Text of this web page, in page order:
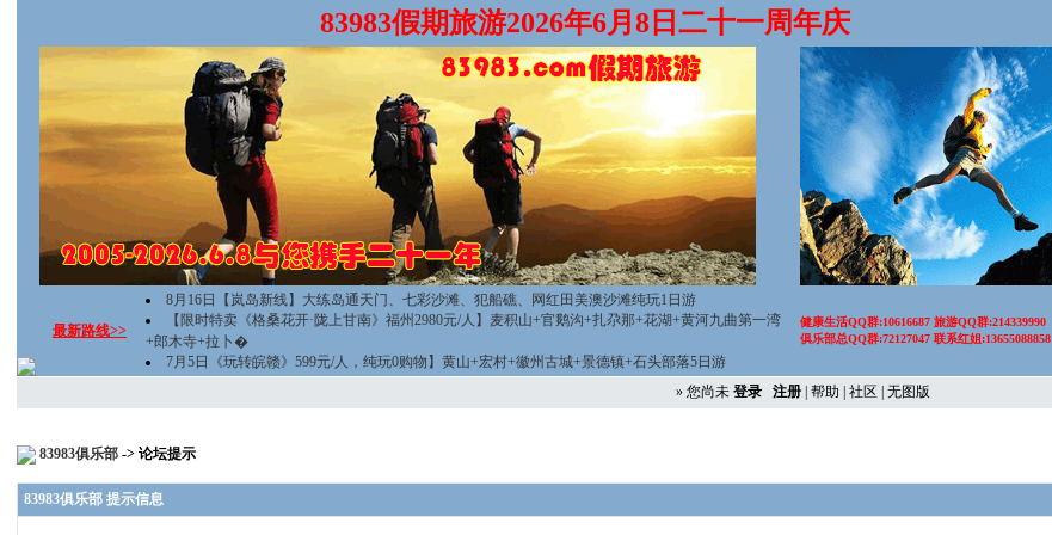
83983假期旅游2026年6月8日二十一周年庆
最新路线>>
8月16日【岚岛新线】大练岛通天门、七彩沙滩、犯船礁、网红田美澳沙滩纯玩1日游
【限时特卖《格桑花开·陇上甘南》福州2980元/人】麦积山+官鹅沟+扎尕那+花湖+黄河九曲第一湾
+郎木寺+拉卜�
7月5日《玩转皖赣》599元/人，纯玩0购物】黄山+宏村+徽州古城+景德镇+石头部落5日游
健康生活QQ群:10616687 旅游QQ群:214339990
俱乐部总QQ群:72127047 联系红姐:13655088858
» 您尚未 登录 注册| 帮助 社区 无图版
83983俱乐部 -> 论坛提示
83983俱乐部 提示信息